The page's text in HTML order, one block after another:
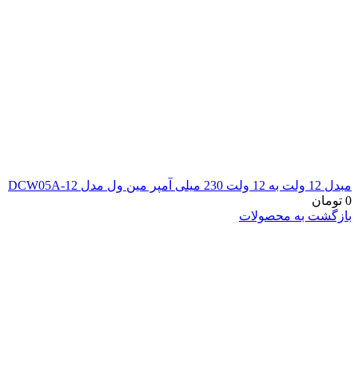
مبدل 12 ولت به 12 ولت 230 میلی آمپر مین ول مدل DCW05A-12
0 تومان
بازگشت به محصولات